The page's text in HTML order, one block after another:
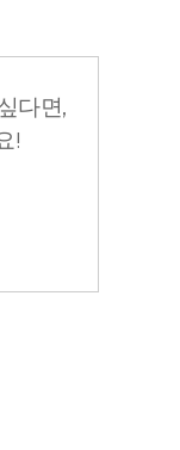
다면,
!